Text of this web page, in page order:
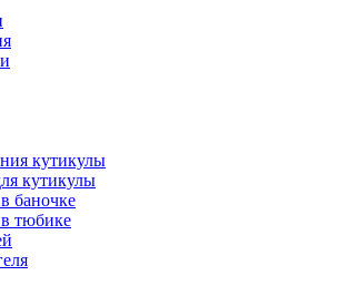
кутикулы
кутикулы
баночке
тюбике